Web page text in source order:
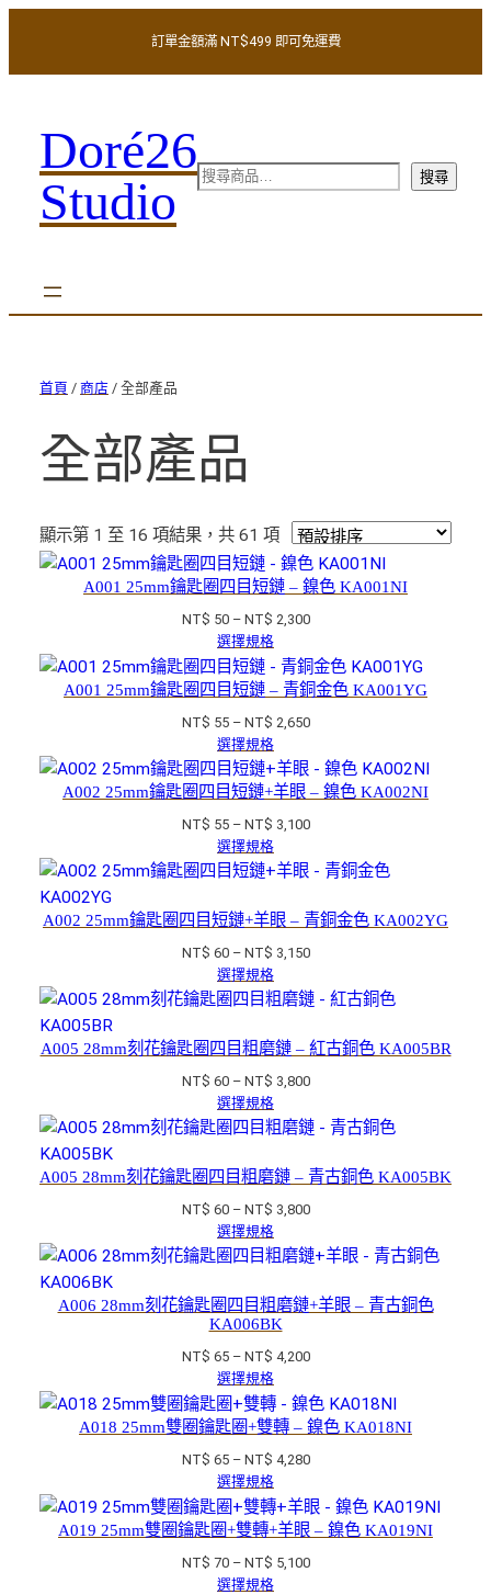
訂單金額滿 NT$499 即可免運費
Doré26
Studio
搜
搜尋
首頁 / 商店 / 全部產品
全部產品
顯示第 1 至 16 項結果，共 61 項
A001 25mm鑰匙圈四目短鏈 – 鎳色 KA001NI
NT$ 50 – NT$ 2,300價
範
圍：
到
選擇規格
A001 25mm鑰匙圈四目短鏈 – 青銅金色 KA001YG
NT$ 55 – NT$ 2,650價
圍：
到
選擇規格
A002 25mm鑰匙圈四目短鏈+羊眼 – 鎳色 KA002NI
NT$ 55 – NT$ 3,100價
範
NT$ 55
到
NT$ 3,100
選擇規格
A002 25mm鑰匙圈四目短鏈+羊眼 – 青銅金色 KA002YG
NT$ 60 – NT$ 3,150價
範
NT$ 60
到
NT$ 3,150
選擇規格
A005 28mm刻花鑰匙圈四目粗磨鏈 – 紅古銅色 KA005BR
NT$ 60 – NT$ 3,800價
範
NT$ 60
到
NT$ 3,800
選擇規格
A005 28mm刻花鑰匙圈四目粗磨鏈 – 青古銅色 KA005BK
NT$ 60 – NT$ 3,800價
範
NT$ 60
到
選擇規格
A006 28mm刻花鑰匙圈四目粗磨鏈+羊眼 – 青古銅色
KA006BK
NT$ 65 – NT$ 4,200價
範
圍：
到
選擇規格
A018 25mm雙圈鑰匙圈+雙轉 – 鎳色 KA018NI
NT$ 65 – NT$ 4,280價
範
圍：
到
選擇規格
A019 25mm雙圈鑰匙圈+雙轉+羊眼 – 鎳色 KA019NI
NT$ 70 – NT$ 5,100價
選擇規格